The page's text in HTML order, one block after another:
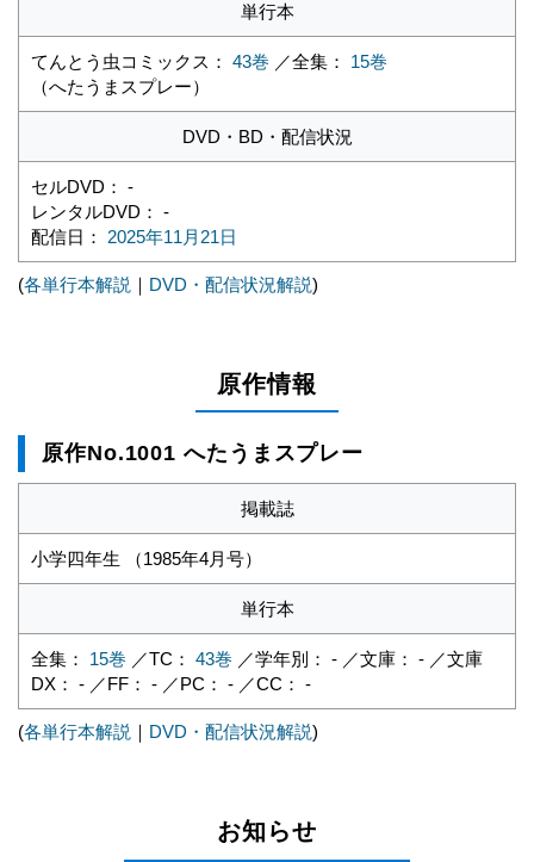
単行本
てんとう虫コミックス： 43巻 ／全集： 15巻
（へたうまスプレー）
DVD・BD・配信状況
セルDVD： -
レンタルDVD： -
配信日： 2025年11月21日
(各単行本解説 ｜ DVD・配信状況解説)
原作情報
原作No.1001 へたうまスプレー
掲載誌
小学四年生 （1985年4月号）
単行本
全集： 15巻 ／TC： 43巻 ／学年別： - ／文庫： - ／文庫
DX： - ／FF： - ／PC： - ／CC： -
(各単行本解説 ｜ DVD・配信状況解説)
お知らせ